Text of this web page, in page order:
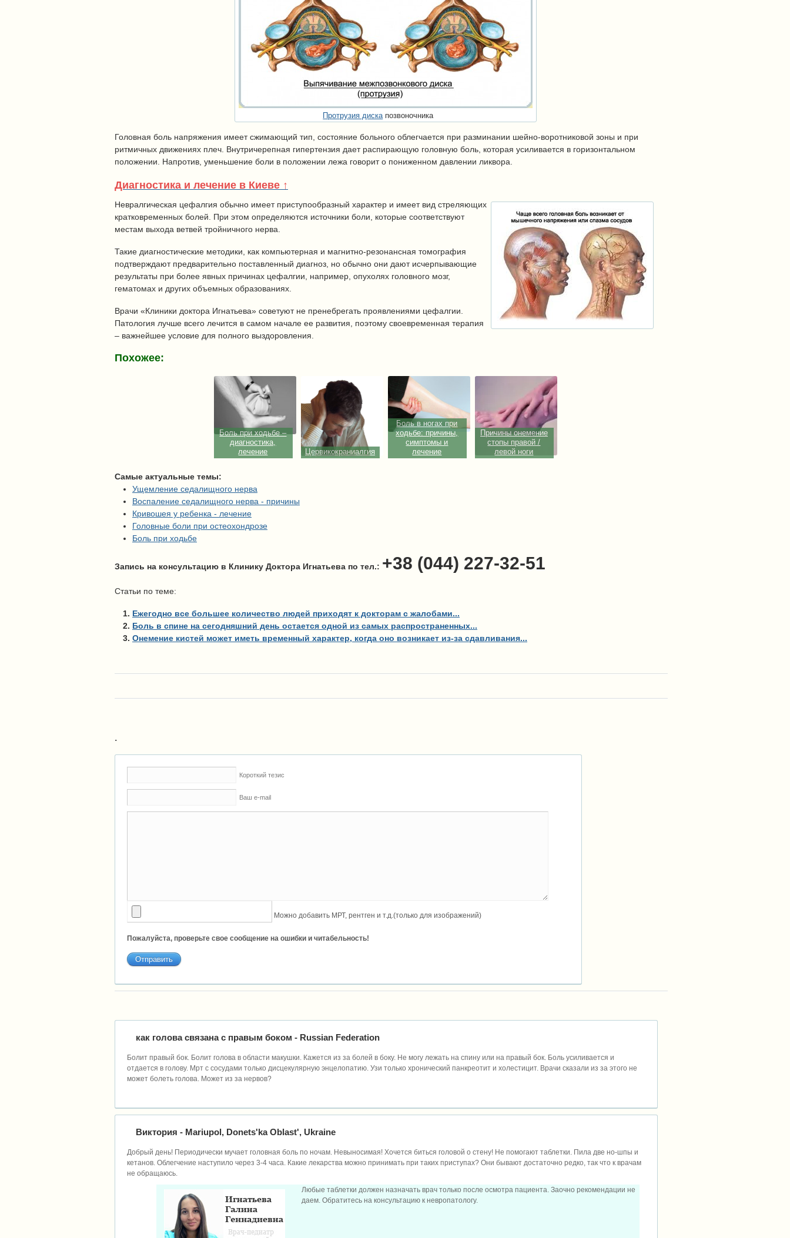
Протрузия диска позвоночника
Головная боль напряжения имеет сжимающий тип, состояние больного облегчается при разминании шейно-воротниковой зоны и при
ритмичных движениях плеч. Внутричерепная гипертензия дает распирающую головную боль, которая усиливается в горизонтальном
положении. Напротив, уменьшение боли в положении лежа говорит о пониженном давлении ликвора.
Диагностика и лечение в Киеве ↑
Невралгическая цефалгия обычно имеет приступообразный характер и имеет вид стреляющих
кратковременных болей. При этом определяются источники боли, которые соответствуют
местам выхода ветвей тройничного нерва.
Такие диагностические методики, как компьютерная и магнитно-резонансная томография
подтверждают предварительно поставленный диагноз, но обычно они дают исчерпывающие
результаты при более явных причинах цефалгии, например, опухолях головного мозг,
гематомах и других объемных образованиях.
Врачи «Клиники доктора Игнатьева» советуют не пренебрегать проявлениями цефалгии.
Патология лучше всего лечится в самом начале ее развития, поэтому своевременная терапия
– важнейшее условие для полного выздоровления.
Похожее:
Боль при ходьбе –
диагностика,
лечение
Цервикокраниалгия
Боль в ногах при
ходьбе: причины,
симптомы и
лечение
Причины онемение
стопы правой /
левой ноги
Самые актуальные темы:
Ущемление седалищного нерва
Воспаление седалищного нерва - причины
Кривошея у ребенка - лечение
Головные боли при остеохондрозе
Боль при ходьбе
Запись на консультацию в Клинику Доктора Игнатьева по тел.: +38 (044) 227-32-51
Статьи по теме:
Ежегодно все большее количество людей приходят к докторам с жалобами...
Боль в спине на сегодняшний день остается одной из самых распространенных...
Онемение кистей может иметь временный характер, когда оно возникает из-за сдавливания...
.
Короткий тезис
Ваш e-mail
Можно добавить МРТ, рентген и т.д.(только для изображений)
Пожалуйста, проверьте свое сообщение на ошибки и читабельность!
как голова связана с правым боком - Russian Federation
Болит правый бок. Болит голова в области макушки. Кажется из за болей в боку. Не могу лежать на спину или на правый бок. Боль усиливается и
отдается в голову. Мрт с сосудами только дисцекулярную энцелопатию. Узи только хронический панкреотит и холестицит. Врачи сказали из за этого не
может болеть голова. Может из за нервов?
Виктория - Mariupol, Donets'ka Oblast', Ukraine
Добрый день! Периодически мучает головная боль по ночам. Невыносимая! Хочется биться головой о стену! Не помогают таблетки. Пила две но-шпы и
кетанов. Облегчение наступило через 3-4 часа. Какие лекарства можно принимать при таких приступах? Они бывают достаточно редко, так что к врачам
не обращаюсь.
Любые таблетки должен назначать врач только после осмотра пациента. Заочно рекомендации не
даем. Обратитесь на консультацию к невропатологу.